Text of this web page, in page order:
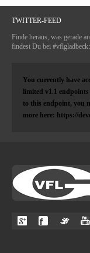
TWITTER-FEED
Finde heraus, was gerade
findest Du bei #vflgladbeck:
You currently have
limited v1.1 endpoints
to this endpoint, you
more here: https://